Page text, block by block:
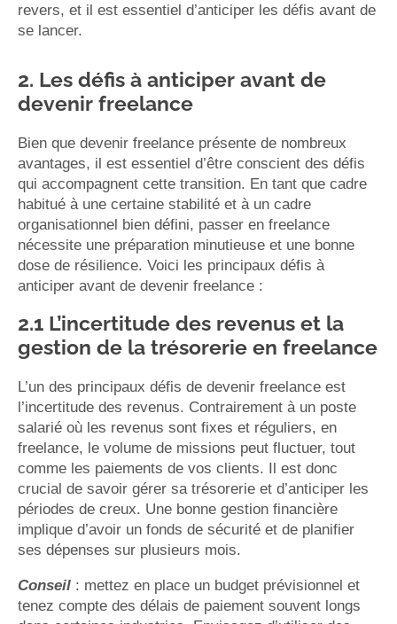
revers, et il est essentiel d’anticiper les défis avant de
se lancer.
2. Les défis à anticiper avant de
devenir freelance
Bien que devenir freelance présente de nombreux
avantages, il est essentiel d’être conscient des défis
qui accompagnent cette transition. En tant que cadre
habitué à une certaine stabilité et à un cadre
organisationnel bien défini, passer en freelance
nécessite une préparation minutieuse et une bonne
dose de résilience. Voici les principaux défis à
anticiper avant de devenir freelance :
2.1 L’incertitude des revenus et la
gestion de la trésorerie en freelance
L’un des principaux défis de devenir freelance est
l’incertitude des revenus. Contrairement à un poste
salarié où les revenus sont fixes et réguliers, en
freelance, le volume de missions peut fluctuer, tout
comme les paiements de vos clients. Il est donc
crucial de savoir gérer sa trésorerie et d’anticiper les
périodes de creux. Une bonne gestion financière
implique d’avoir un fonds de sécurité et de planifier
ses dépenses sur plusieurs mois.
Conseil : mettez en place un budget prévisionnel et
tenez compte des délais de paiement souvent longs